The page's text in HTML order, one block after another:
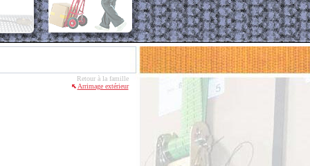
Retour à la famille
Arrimage extérieur